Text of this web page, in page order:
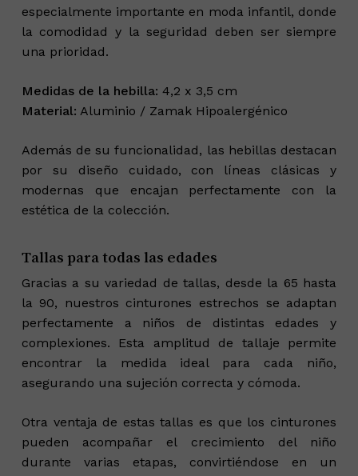
especialmente importante en moda infantil, donde
la comodidad y la seguridad deben ser siempre
una prioridad.
Medidas de la hebilla: 4,2 x 3,5 cm
Material: Aluminio / Zamak Hipoalergénico
Además de su funcionalidad, las hebillas destacan
por su diseño cuidado, con líneas clásicas y
modernas que encajan perfectamente con la
estética de la colección.
Tallas para todas las edades
Gracias a su variedad de tallas, desde la 65 hasta
la 90, nuestros cinturones estrechos se adaptan
perfectamente a niños de distintas edades y
complexiones. Esta amplitud de tallaje permite
encontrar la medida ideal para cada niño,
asegurando una sujeción correcta y cómoda.
Otra ventaja de estas tallas es que los cinturones
pueden acompañar el crecimiento del niño
durante varias etapas, convirtiéndose en un